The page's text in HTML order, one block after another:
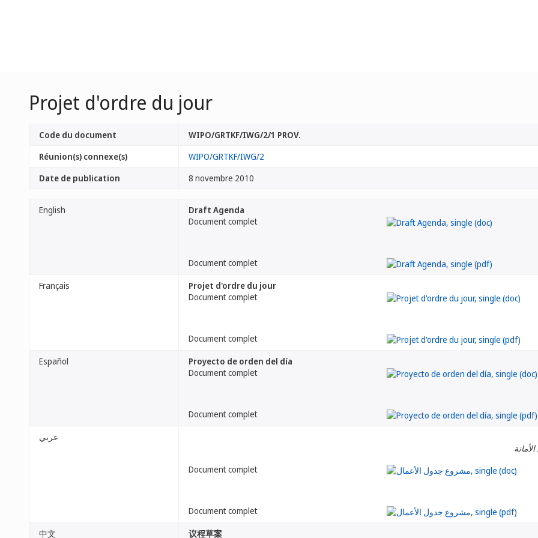
Projet d'ordre du jour
Code du document
WIPO/GRTKF/IWG/2/1 PROV.
Réunion(s) connexe(s)
WIPO/GRTKF/IWG/2
Date de publication
8 novembre 2010
English
Draft Agenda
Document complet
Document complet
Français
Projet d'ordre du jour
Document complet
Document complet
Español
Proyecto de orden del día
Document complet
Document complet
عربي
Document complet
Document complet
中文 议程草案